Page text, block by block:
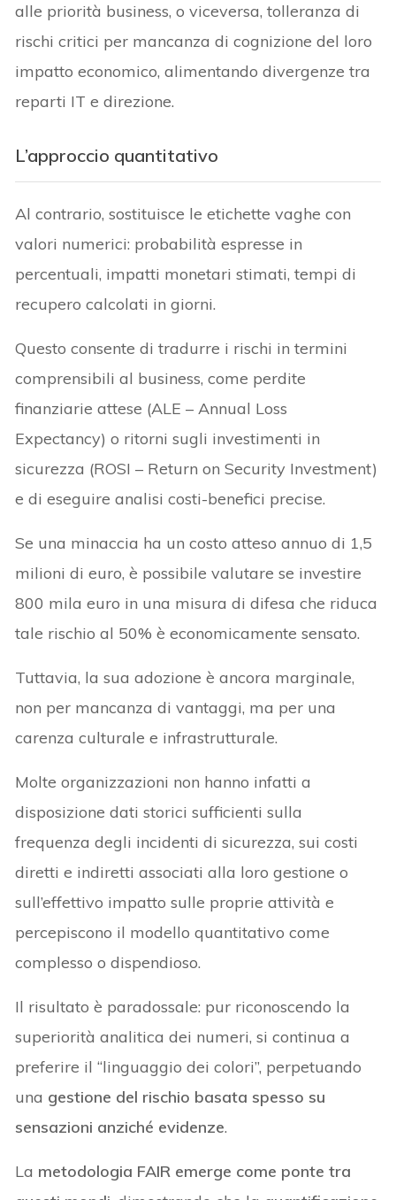
alle priorità business, o viceversa, tolleranza di
rischi critici per mancanza di cognizione del loro
impatto economico, alimentando divergenze tra
reparti IT e direzione.
L’approccio quantitativo
Al contrario, sostituisce le etichette vaghe con
valori numerici: probabilità espresse in
percentuali, impatti monetari stimati, tempi di
recupero calcolati in giorni.
Questo consente di tradurre i rischi in termini
comprensibili al business, come perdite
finanziarie attese (ALE – Annual Loss
Expectancy) o ritorni sugli investimenti in
sicurezza (ROSI – Return on Security Investment)
e di eseguire analisi costi-benefici precise.
Se una minaccia ha un costo atteso annuo di 1,5
milioni di euro, è possibile valutare se investire
800 mila euro in una misura di difesa che riduca
tale rischio al 50% è economicamente sensato.
Tuttavia, la sua adozione è ancora marginale,
non per mancanza di vantaggi, ma per una
carenza culturale e infrastrutturale.
Molte organizzazioni non hanno infatti a
disposizione dati storici sufficienti sulla
frequenza degli incidenti di sicurezza, sui costi
diretti e indiretti associati alla loro gestione o
sull’effettivo impatto sulle proprie attività e
percepiscono il modello quantitativo come
complesso o dispendioso.
Il risultato è paradossale: pur riconoscendo la
superiorità analitica dei numeri, si continua a
preferire il “linguaggio dei colori”, perpetuando
una gestione del rischio basata spesso su
sensazioni anziché evidenze.
La metodologia FAIR emerge come ponte tra